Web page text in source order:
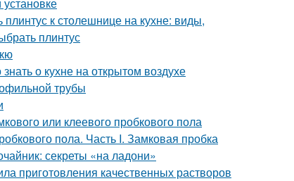
плинтус к столешнице на кухне: виды,
плинтус
о кухне на открытом воздухе
трубы
или клеевого пробкового пола
пола. Часть I. Замковая пробка
секреты «на ладони»
приготовления качественных растворов